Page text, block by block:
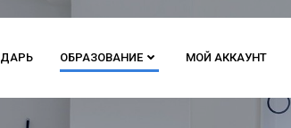
ОБРАЗОВАНИЕ МОЙ АККАУНТ